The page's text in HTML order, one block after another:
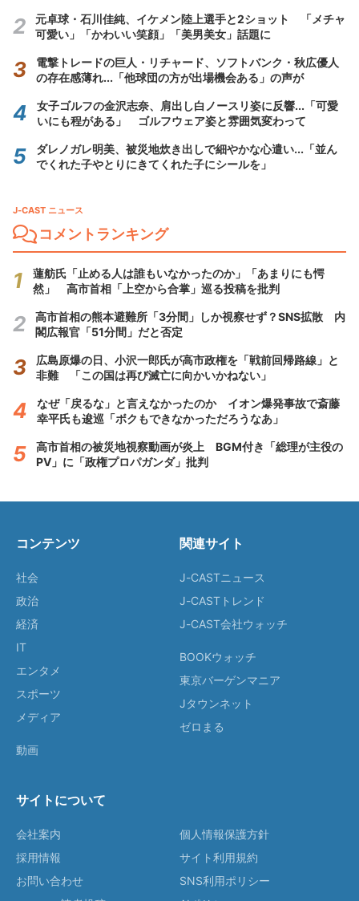
元卓球・石川佳純、イケメン陸上選手と2ショット 「メチャ
可愛い」「かわいい笑顔」「美男美女」話題に
電撃トレードの巨人・リチャード、ソフトバンク・秋広優人
の存在感薄れ...「他球団の方が出場機会ある」の声が
女子ゴルフの金沢志奈、肩出し白ノースリ姿に反響...「可愛
いにも程がある」 ゴルフウェア姿と雰囲気変わって
ダレノガレ明美、被災地炊き出しで細やかな心遣い...「並ん
でくれた子やとりにきてくれた子にシールを」
J-CAST ニュース
コメントランキング
蓮舫氏「止める人は誰もいなかったのか」「あまりにも愕
然」 高市首相「上空から合掌」巡る投稿を批判
高市首相の熊本避難所「3分間」しか視察せず？SNS拡散 内
閣広報官「51分間」だと否定
広島原爆の日、小沢一郎氏が高市政権を「戦前回帰路線」と
非難 「この国は再び滅亡に向かいかねない」
なぜ「戻るな」と言えなかったのか イオン爆発事故で斎藤
幸平氏も逡巡「ボクもできなかっただろうなあ」
高市首相の被災地視察動画が炎上 BGM付き「総理が主役の
PV」に「政権プロパガンダ」批判
コンテンツ
社会
政治
経済
IT
エンタメ
スポーツ
メディア
動画
関連サイト
J-CASTニュース
J-CASTトレンド
J-CAST会社ウォッチ
BOOKウォッチ
東京バーゲンマニア
Jタウンネット
ゼロまる
サイトについて
会社案内
採用情報
お問い合わせ
個人情報保護方針
サイト利用規約
SNS利用ポリシー